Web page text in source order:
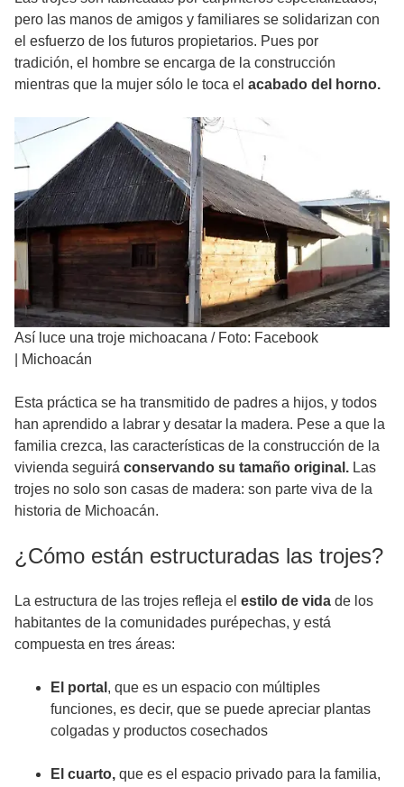
pero las manos de amigos y familiares se solidarizan con
el esfuerzo de los futuros propietarios. Pues por
tradición, el hombre se encarga de la construcción
mientras que la mujer sólo le toca el acabado del horno.
Así luce una troje michoacana / Foto: Facebook
| Michoacán
Esta práctica se ha transmitido de padres a hijos, y todos
han aprendido a labrar y desatar la madera. Pese a que la
familia crezca, las características de la construcción de la
vivienda seguirá conservando su tamaño original. Las
trojes no solo son casas de madera: son parte viva de la
historia de Michoacán.
¿Cómo están estructuradas las trojes?
La estructura de las trojes refleja el estilo de vida de los
habitantes de la comunidades purépechas, y está
compuesta en tres áreas:
El portal , que es un espacio con múltiples
funciones, es decir, que se puede apreciar plantas
colgadas y productos cosechados
El cuarto, que es el espacio privado para la familia,